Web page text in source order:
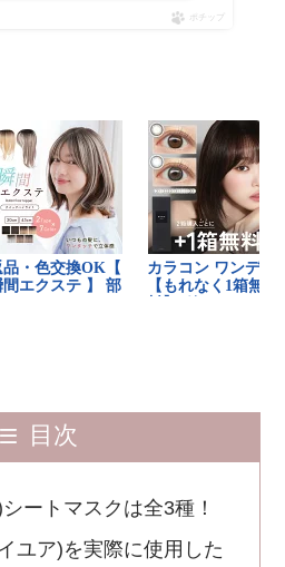
ポチップ
目次
シートマスクは全3種！
ユア)を実際に使用した